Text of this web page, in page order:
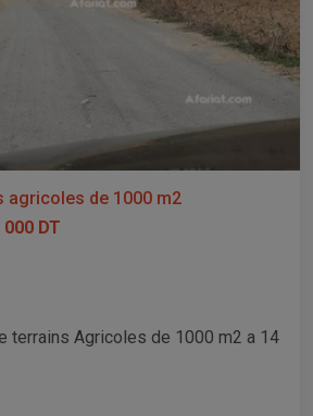
agricoles de 1000 m2
000 DT
terrains Agricoles de 1000 m2 a 14